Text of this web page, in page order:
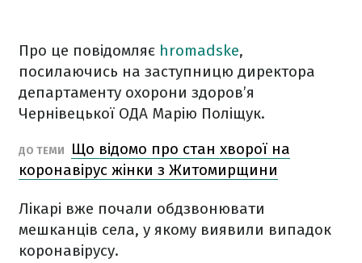
Про це повідомляє hromadske,
посилаючись на заступницю директора
департаменту охорони здоров’я
Чернівецької ОДА Марію Поліщук.
ДО ТЕМИ
Що відомо про стан хворої на
коронавірус жінки з Житомирщини
Лікарі вже почали обдзвонювати
мешканців села, у якому виявили випадок
коронавірусу.